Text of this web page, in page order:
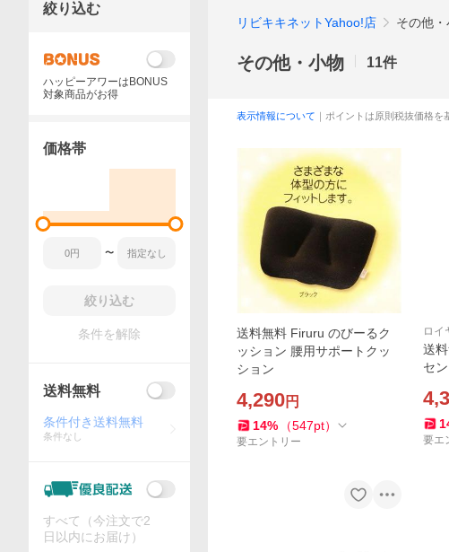
リビキキネットYahoo!店 その他・
その他・小物 11件
表示情報について ｜ポイントは原則税抜価格
送料無料 Firuru のびーるク
ッション 腰用サポートクッ
ション
4,290円
14% （547pt）
要エントリー
ロイ
送
セ
止
トレ
要エ
絞り込む
ハッピーアワーはBONUS
対象商品がお得
価格帯
〜
絞り込む
条件を解除
送料無料
条件付き送料無料
条件なし
すべて（今注文で2
日以内にお届け）